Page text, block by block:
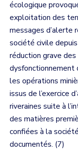
écologique
exploitation des
messages d’alerte
société civile
réduction grave
dysfonctionnement
les opérations
issus de l’exercice
riveraines suite à
des matières
confiées à la
documentés. (7)